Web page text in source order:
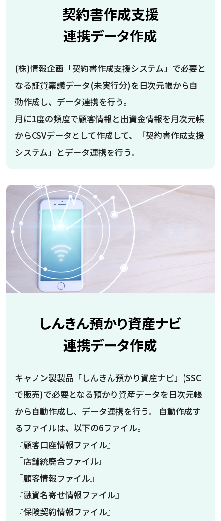
契約書作成支援
連携データ作成
(株)情報企画「契約書作成支援システム」で必要と
なる証貸稟議データ(未実行分)を日次元帳から自
動作成し、データ連携を行う。
月に1度の頻度で顧客情報と出資金情報を月次元帳
からCSVデータとして作成して、「契約書作成支援
システム」とデータ連携を行う。
しんきん預かり資産ナビ
連携データ作成
キャノン製製品「しんきん預かり資産ナビ」(SSC
で販売)で必要となる預かり資産データを日次元帳
から自動作成し、データ連携を行う。 自動作成す
るファイルは、以下の6ファイル。
『顧客口座情報ファイル』
『店舗統廃合ファイル』
『顧客情報ファイル』
『融資名寄せ情報ファイル』
『保険契約情報ファイル』